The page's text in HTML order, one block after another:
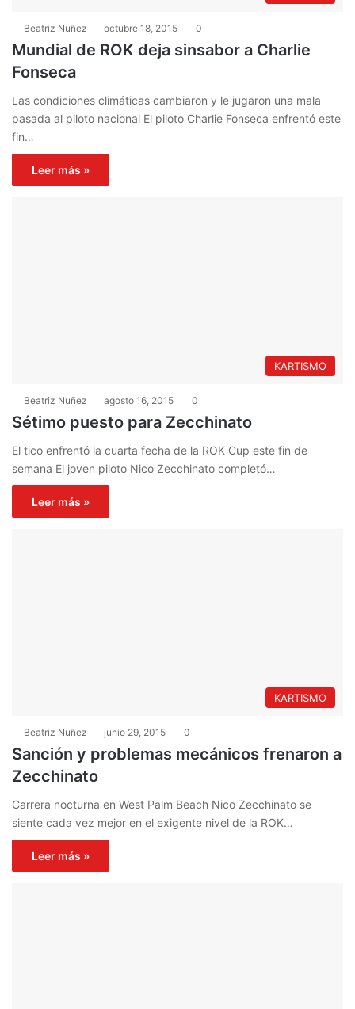
Beatriz Nuñez octubre 18, 2015 0
Mundial de ROK deja sinsabor a Charlie
Fonseca
Las condiciones climáticas cambiaron y le jugaron una mala
pasada al piloto nacional El piloto Charlie Fonseca enfrentó este
fin…
Leer más »
KARTISMO
Beatriz Nuñez agosto 16, 2015 0
Sétimo puesto para Zecchinato
El tico enfrentó la cuarta fecha de la ROK Cup este fin de
semana El joven piloto Nico Zecchinato completó…
Leer más »
KARTISMO
Beatriz Nuñez junio 29, 2015 0
Sanción y problemas mecánicos frenaron a
Zecchinato
Carrera nocturna en West Palm Beach Nico Zecchinato se
siente cada vez mejor en el exigente nivel de la ROK…
Leer más »